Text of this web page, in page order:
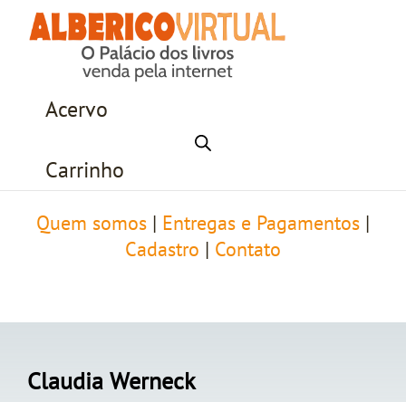
Acervo
Carrinho
Quem somos Entregas e Pagamentos
Cadastro
Contato
Claudia Werneck